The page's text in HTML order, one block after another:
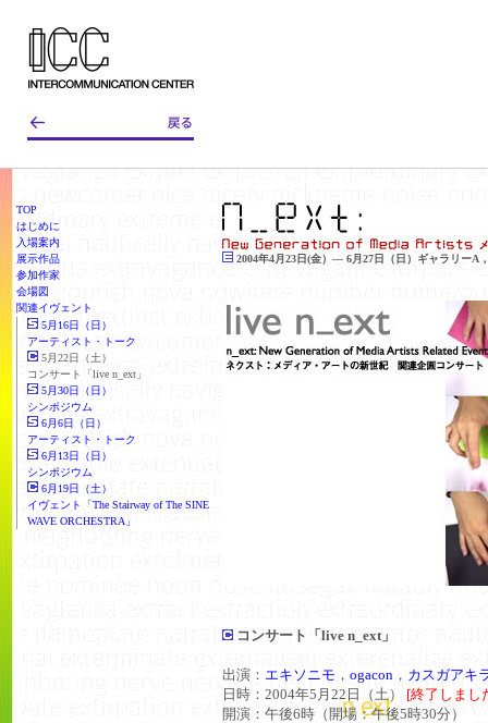
TOP
はじめに
入場案内
展示作品
参加作家
会場図
関連イヴェント
5月16日（日）
アーティスト・トーク
5月22日（土）
コンサート「live n_ext」
5月30日（日）
シンポジウム
6月6日（日）
アーティスト・トーク
6月13日（日）
シンポジウム
6月19日（土）
イヴェント「The Stairway of The SINE
WAVE ORCHESTRA」
2004年4月23日(金）— 6月27日（日）ギャラリーA
コンサート「live n_ext」
出演： エキソニモ ， ogacon ， カスガアキ
日時：2004年5月22日（土）
[終了しまし
開演：午後6時（開場：午後5時30分）